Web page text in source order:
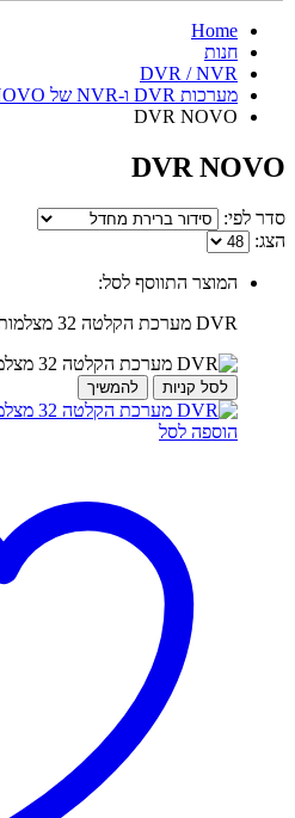
Home
חנות
DVR / NVR
מערכות DVR ו-NVR של NOVO
DVR NOVO
DVR NOVO
סדר לפי:
הצג:
המוצר התווסף לסל:
DVR מערכת הקלטה 32 מצלמות - NOVO 32
לסל קניות להמשיך
הוספה לסל